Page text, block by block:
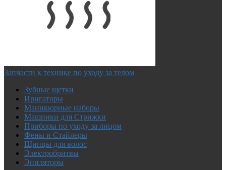
Запчасти к технике по уходу за телом
Зубные щетки
Иригаторы
Маникюрные наборы
Машинки для Стрижки
Приборы по уходу за лицом
Фены и Стайлеры
Щипцы для волос
Электробритвы
Эпиляторы